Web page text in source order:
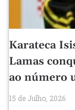
Karateca
Lamas
ao número
15 de Julho, 2026